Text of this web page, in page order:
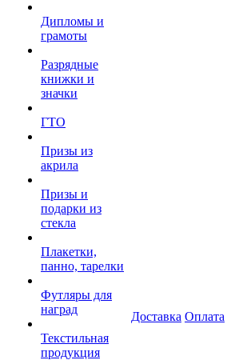
Дипломы и
грамоты
Разрядные
книжки и
значки
ГТО
Призы из
акрила
Призы и
подарки из
стекла
Плакетки,
панно, тарелки
Футляры для
наград
Текстильная
продукция
Доставка Оплата